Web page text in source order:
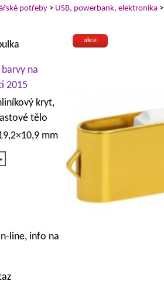
potřeby > USB, powerbank, elektronika
akce
na
2015
kryt,
tělo
mm
line, info na